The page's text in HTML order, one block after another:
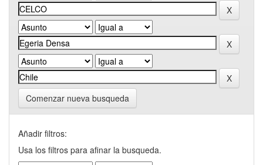
Comenzar nueva busqueda
Añadir filtros:
Usa los filtros para afinar la busqueda.